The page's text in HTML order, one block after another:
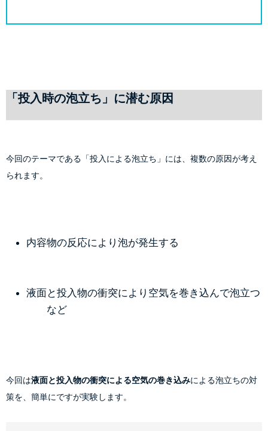
「投入時の泡立ち」に潜む原因
今回のテーマである「投入による泡立ち」には、複数の原因が考え
られます。
内容物の反応により泡が発生する
液面と投入物の衝突により空気を巻き込んで泡立つ
など
今回は液面と投入物の衝突による空気の巻き込みによる泡立ちの対
策を、簡単にですが実験します。